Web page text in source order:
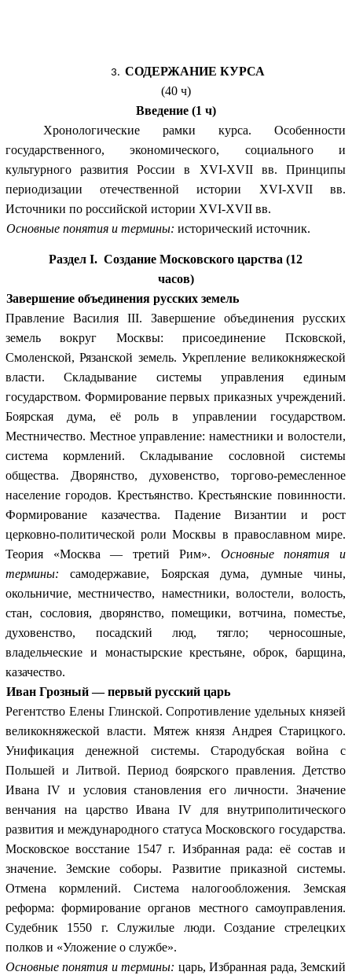
СОДЕРЖАНИЕ КУРСА
(40 ч)
Введение (1 ч)
Хронологические рамки курса. Особенности
государственного, экономического, социального и
культурного развития России в XVI-XVII вв. Принципы
периодизации отечественной истории XVI-XVII вв.
Источники по российской истории XVI-XVII вв.
Основные понятия и термины: исторический источник.
Раздел I. Создание Московского царства (12
часов)
Завершение объединения русских земель
Правление Василия III. Завершение объединения русских
земель вокруг Москвы: присоединение Псковской,
Смоленской, Рязанской земель. Укрепление великокняжеской
власти. Складывание системы управления единым
государством. Формирование первых приказных учреждений.
Боярская дума, её роль в управлении государством.
Местничество. Местное управление: наместники и волостели,
система кормлений. Складывание сословной системы
общества. Дворянство, духовенство, торгово-ремесленное
население городов. Крестьянство. Крестьянские повинности.
Формирование казачества. Падение Византии и рост
церковно-политической роли Москвы в православном мире.
Теория «Москва — третий Рим». Основные понятия и
термины: самодержавие, Боярская дума, думные чины,
окольничие, местничество, наместники, волостели, волость,
стан, сословия, дворянство, помещики, вотчина, поместье,
духовенство, посадский люд, тягло; черносошные,
владельческие и монастырские крестьяне, оброк, барщина,
казачество.
Иван Грозный — первый русский царь
Регентство Елены Глинской. Сопротивление удельных князей
великокняжеской власти. Мятеж князя Андрея Старицкого.
Унификация денежной системы. Стародубская война с
Польшей и Литвой. Период боярского правления. Детство
Ивана IV и условия становления его личности. Значение
венчания на царство Ивана IV для внутриполитического
развития и международного статуса Московского государства.
Московское восстание 1547 г. Избранная рада: её состав и
значение. Земские соборы. Развитие приказной системы.
Отмена кормлений. Система налогообложения. Земская
реформа: формирование органов местного самоуправления.
Судебник 1550 г. Служилые люди. Создание стрелецких
полков и «Уложение о службе».
Основные понятия и термины: царь, Избранная рада, Земский